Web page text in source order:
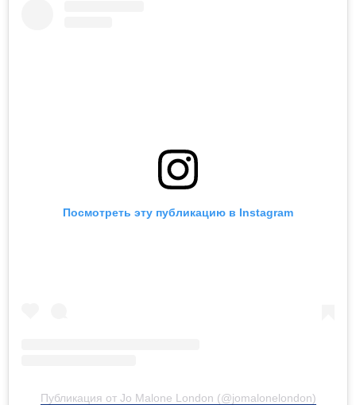
Посмотреть эту публикацию в Instagram
Публикация от Jo Malone London (@jomalonelondon)